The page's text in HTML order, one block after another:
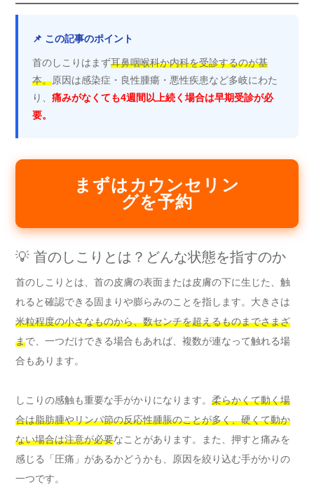
📌 この記事のポイント
首のしこりはまず耳鼻咽喉科か内科を受診するのが基
本。原因は感染症・良性腫瘍・悪性疾患など多岐にわた
り、 痛みがなくても4週間以上続く場合は早期受診が必
要。
まずはカウンセリン
グを予約
💡 首のしこりとは？どんな状態を指すのか
首のしこりとは、首の皮膚の表面または皮膚の下に生じた、触
れると確認できる固まりや膨らみのことを指します。大きさは
米粒程度の小さなものから、数センチを超えるものまでさまざ
まで、一つだけできる場合もあれば、複数が連なって触れる場
合もあります。
しこりの感触も重要な手がかりになります。 柔らかくて動く場
合は脂肪腫やリンパ節の反応性腫脹のことが多く、硬くて動か
ない場合は注意が必要なことがあります。また、押すと痛みを
感じる「圧痛」があるかどうかも、原因を絞り込む手がかりの
一つです。